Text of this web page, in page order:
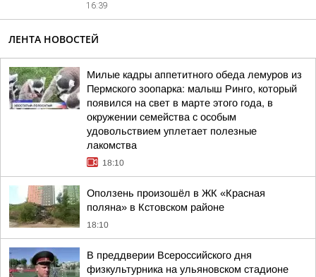
16:39
ЛЕНТА НОВОСТЕЙ
Милые кадры аппетитного обеда лемуров из
Пермского зоопарка: малыш Ринго, который
появился на свет в марте этого года, в
окружении семейства с особым
удовольствием уплетает полезные
лакомства
18:10
Оползень произошёл в ЖК «Красная
поляна» в Кстовском районе
18:10
В преддверии Всероссийского дня
физкультурника на ульяновском стадионе